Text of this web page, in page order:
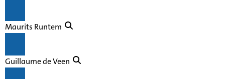
Maurits Runtem
Guillaume de Veen